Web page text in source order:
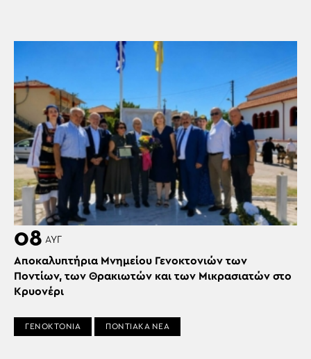
08 ΑΥΓ
Αποκαλυπτήρια Μνημείου Γενοκτονιών των
Ποντίων, των Θρακιωτών και των Μικρασιατών στο
Κρυονέρι
ΓΕΝΟΚΤΟΝΙΑ ΠΟΝΤΙΑΚΑ ΝΕΑ